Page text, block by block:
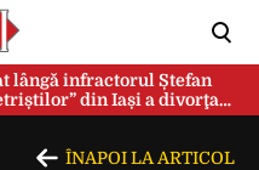
lângă infractorul Ștefan
din Iași a divorţat
ÎNAPOI LA ARTICOL